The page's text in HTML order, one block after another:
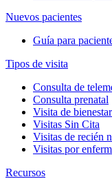
Nuevos pacientes
Guía para
Tipos de visita
Consulta de
Consulta prenatal
Visita de bienestar
Visitas Sin Cita
Visitas de recién
Visitas por
Recursos